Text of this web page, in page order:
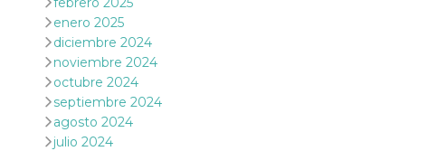
enero 2025
diciembre 2024
noviembre 2024
octubre 2024
septiembre 2024
agosto 2024
julio 2024